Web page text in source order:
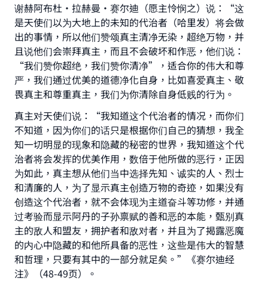
谢赫阿布杜·拉赫曼·赛尔迪（愿主怜悯之）说：“这
是天使们以为大地上的未知的代治者（哈里发）将会做
出的事情，所以他们赞颂真主清净无染，超绝万物，并
且说他们会崇拜真主，而且不会破坏和作恶，他们说：
“我们赞你超绝，我们赞你清净”，适合你的伟大和尊
严，我们通过优美的道德净化自身，比如喜爱真主、敬
畏真主和尊重真主，我们为你清除自身低贱的行为。
真主对天使们说：“我知道这个代治者的情况，而你们
不知道，因为你们的话只是根据你们自己的猜想，我全
知一切明显的现象和隐藏的秘密的世界，我知道这个代
治者将会发挥的优美作用，数倍于他所做的恶行，正因
为如此，真主想从他们当中选择先知、诚实的人、烈士
和清廉的人，为了显示真主创造万物的奇迹，如果没有
创造这个代治者，就不会体现为主道奋斗等功修，并通
过考验而显示阿丹的子孙禀赋的善和恶的本能，甄别真
主的敌人和盟友，拥护者和敌对者，并且为了揭露恶魔
的内心中隐藏的和他所具备的恶性，这些是伟大的智慧
和哲理，只要有其中的一部分就足矣。”《赛尔迪经
注》（48-49页）。
Support IslamQA